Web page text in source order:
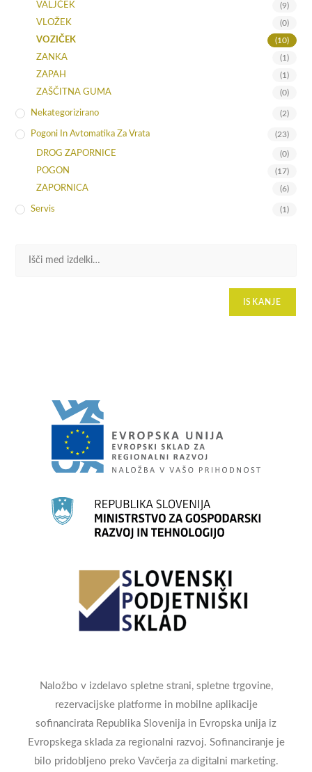
VALJČEK (9)
VLOŽEK (0)
VOZIČEK (10)
ZANKA (1)
ZAPAH (1)
ZAŠČITNA GUMA (0)
Nekategorizirano (2)
Pogoni In Avtomatika Za Vrata (23)
DROG ZAPORNICE (0)
POGON (17)
ZAPORNICA (6)
Servis (1)
ISKANJE
Naložbo v izdelavo spletne strani, spletne trgovine,
rezervacijske platforme in mobilne aplikacije
sofinancirata Republika Slovenija in Evropska unija iz
Evropskega sklada za regionalni razvoj. Sofinanciranje je
bilo pridobljeno preko Vavčerja za digitalni marketing.